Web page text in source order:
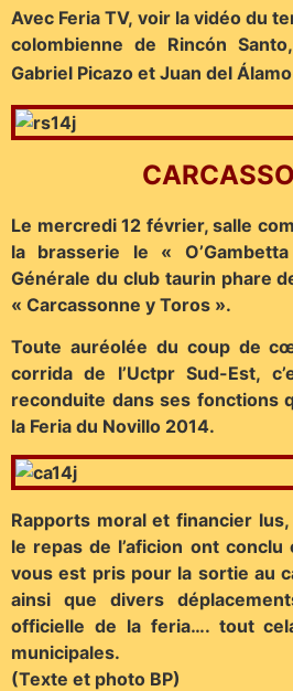
Avec Feria TV, voir la vidéo du
colombienne de Rincón
Gabriel Picazo et Juan del
Le mercredi 12 février, salle
la brasserie le «
Générale du club taurin phare
« Carcassonne y Toros ».
Toute auréolée du coup de
corrida de l’Uctpr Sud-Est,
reconduite dans ses fonctions
la Feria du Novillo 2014.
Rapports moral et financier
le repas de l’aficion ont
vous est pris pour la sortie au
ainsi que divers
officielle de la feria…. tout
municipales.
(Texte et photo BP)